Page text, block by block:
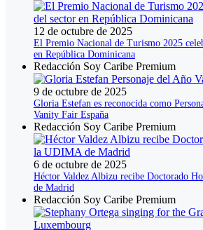
12 de octubre de 2025
El Premio Nacional de Turismo 2025
en República Dominicana
Redacción Soy Caribe Premium
9 de octubre de 2025
Gloria Estefan es reconocida como
Vanity Fair España
Redacción Soy Caribe Premium
6 de octubre de 2025
Héctor Valdez Albizu recibe Doctorado
de Madrid
Redacción Soy Caribe Premium